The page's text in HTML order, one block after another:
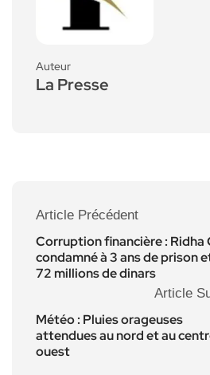
Auteur
La Presse
Article Précédent
Corruption financière : Ridha
condamné à 3 ans de prison
72 millions de dinars
Article
Météo : Pluies orageuses
attendues au nord et au
ouest